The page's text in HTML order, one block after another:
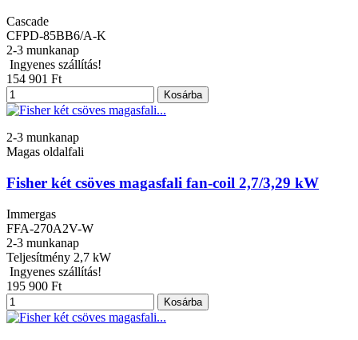
Cascade
CFPD-85BB6/A-K
2-3 munkanap
Ingyenes szállítás!
154 901 Ft
Kosárba
2-3 munkanap
Magas oldalfali
Fisher két csöves magasfali fan-coil 2,7/3,29 kW
Immergas
FFA-270A2V-W
2-3 munkanap
Teljesítmény 2,7 kW
Ingyenes szállítás!
195 900 Ft
Kosárba